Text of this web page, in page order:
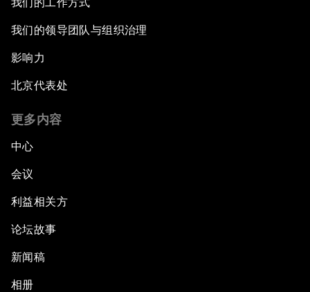
我们的领导团队与组织治理
影响力
北京代表处
更多内容
中心
会议
利益相关方
论坛故事
新闻稿
相册